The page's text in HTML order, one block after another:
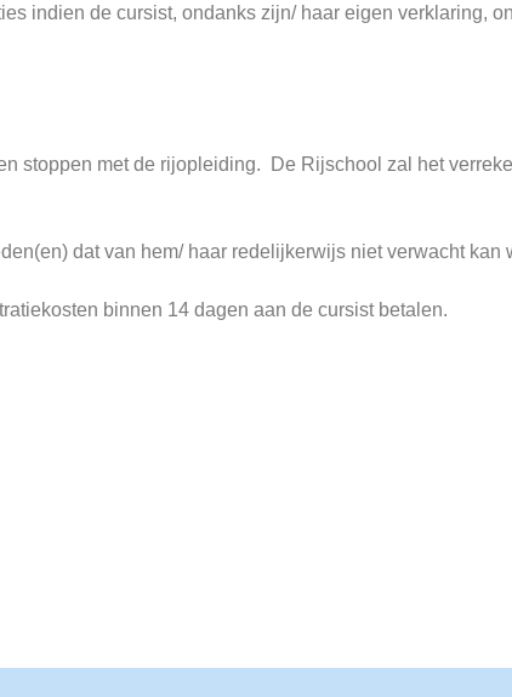
indien de cursist, ondanks zijn/ haar eigen verklaring,
stoppen met de rijopleiding. De Rijschool zal het
dat van hem/ haar redelijkerwijs niet verwacht kan
binnen 14 dagen aan de cursist betalen.